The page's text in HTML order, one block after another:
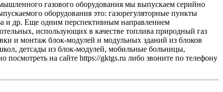
газового оборудования мы выпускаем серийно
оборудования это: газорегуляторные пункты
и др. Еще одним перспективным направлением
использующих в качестве топлива природный газ
и монтаж блок-модулей и модульных зданий из блоков
детсады из блок-модулей, мобильные больницы,
на сайте https://gktgs.ru либо звоните по телефону